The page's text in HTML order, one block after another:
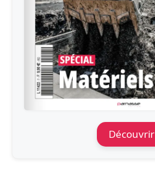
Découvrir